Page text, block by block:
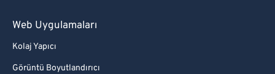
Web Uygulamaları
Kolaj Yapıcı
Görüntü Boyutlandırıcı